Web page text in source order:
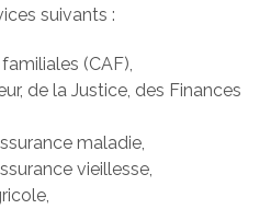
suivants :
(CAF),
de la Justice, des Finances
maladie,
vieillesse,